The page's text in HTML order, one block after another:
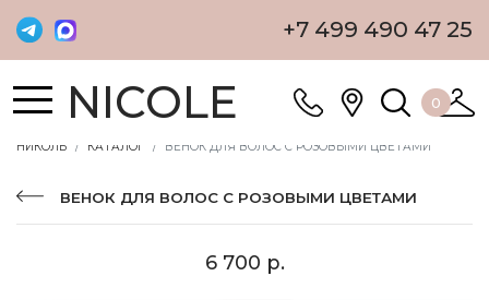
+7 499 490 47 25
NICOLE 0
НИКОЛЬ КАТАЛОГ ВЕНОК ДЛЯ ВОЛОС С РОЗОВЫМИ ЦВЕТАМИ
ВЕНОК ДЛЯ ВОЛОС С РОЗОВЫМИ ЦВЕТАМИ
6 700 р.